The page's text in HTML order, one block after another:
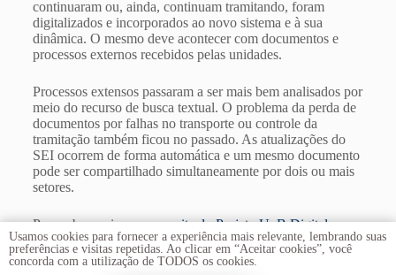
continuaram ou, ainda, continuam tramitando, foram
digitalizados e incorporados ao novo sistema e à sua
dinâmica. O mesmo deve acontecer com documentos e
processos externos recebidos pelas unidades.
Processos extensos passaram a ser mais bem analisados por
meio do recurso de busca textual. O problema da perda de
documentos por falhas no transporte ou controle da
tramitação também ficou no passado. As atualizações do
SEI ocorrem de forma automática e um mesmo documento
pode ser compartilhado simultaneamente por dois ou mais
setores.
Para saber mais, acesse osite do Projeto UnB Digital.
Usamos cookies para fornecer a experiência mais relevante, lembrando suas
preferências e visitas repetidas. Ao clicar em “Aceitar cookies”, você
concorda com a utilização de TODOS os cookies.